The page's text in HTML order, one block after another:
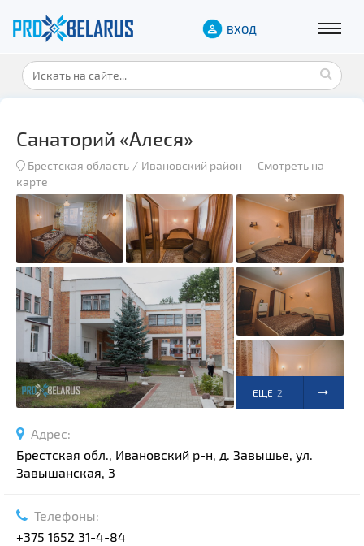
ВХОД
Санаторий «Алеся»
Брестская область Ивановский район — Смотреть на
карте
ЕЩЕ 2
Адрес:
Брестская обл., Ивановский р-н, д. Завышье, ул.
Завышанская, 3
Телефоны:
+375 1652 31-4-84